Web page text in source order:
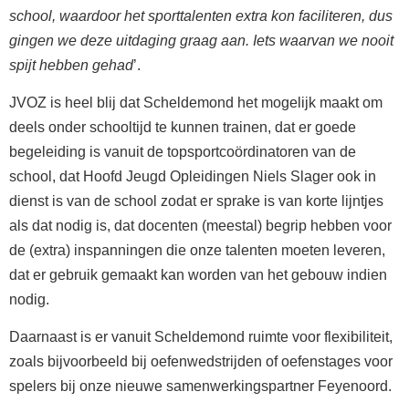
school, waardoor het sporttalenten extra kon faciliteren, dus
gingen we deze uitdaging graag aan. Iets waarvan we nooit
spijt hebben gehad’.
JVOZ is heel blij dat Scheldemond het mogelijk maakt om
deels onder schooltijd te kunnen trainen, dat er goede
begeleiding is vanuit de topsportcoördinatoren van de
school, dat Hoofd Jeugd Opleidingen Niels Slager ook in
dienst is van de school zodat er sprake is van korte lijntjes
als dat nodig is, dat docenten (meestal) begrip hebben voor
de (extra) inspanningen die onze talenten moeten leveren,
dat er gebruik gemaakt kan worden van het gebouw indien
nodig.
Daarnaast is er vanuit Scheldemond ruimte voor flexibiliteit,
zoals bijvoorbeeld bij oefenwedstrijden of oefenstages voor
spelers bij onze nieuwe samenwerkingspartner Feyenoord.